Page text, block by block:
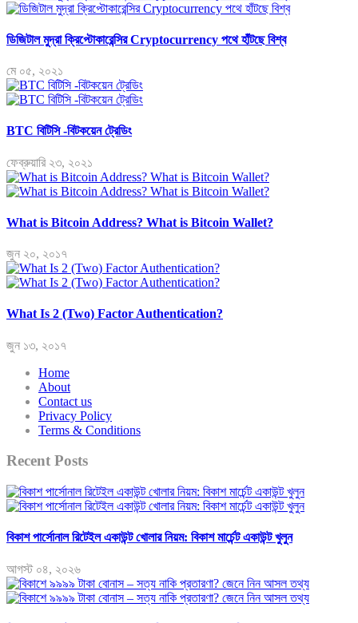
ডিজিটাল মুদ্রা ক্রিপ্টোকারেন্সির Cryptocurrency পথে হাঁটছে বিশ্ব
মে ০৫, ২০২১
BTC বিটিসি -বিটকয়েন ট্রেডিং
ফেব্রুয়ারি ২৩, ২০২১
What is Bitcoin Address? What is Bitcoin Wallet?
জুন ২০, ২০১৭
What Is 2 (Two) Factor Authentication?
জুন ১৩, ২০১৭
Home
About
Contact us
Privacy Policy
Terms & Conditions
Recent Posts
বিকাশ পার্সোনাল রিটেইল একাউন্ট খোলার নিয়ম: বিকাশ মার্চেন্ট একাউন্ট খুলুন
আগস্ট ০৪, ২০২৬